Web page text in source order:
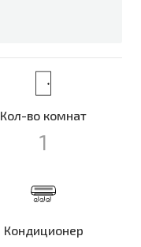
Кол-во комнат
1
Кондиционер